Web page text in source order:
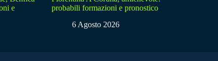
e
probabili formazioni e pronostico
6 Agosto 2026